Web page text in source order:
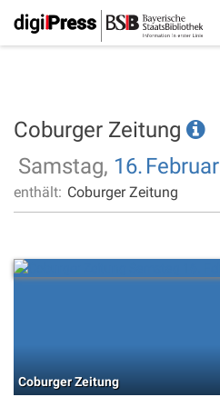
Coburger Zeitung
Samstag, 16. Februar
enthält: Coburger Zeitung
Coburger Zeitung